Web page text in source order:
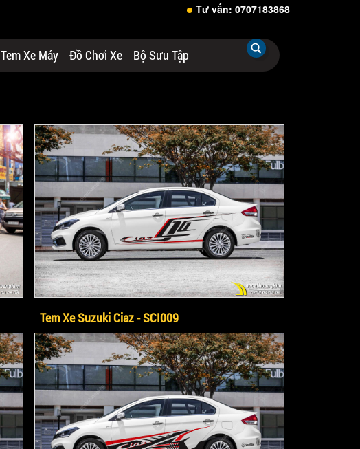
Tư vấn: 0707183868
Tem Xe Máy Đồ Chơi Xe
Bộ Sưu Tập
Tem Xe Suzuki Ciaz - SCI009